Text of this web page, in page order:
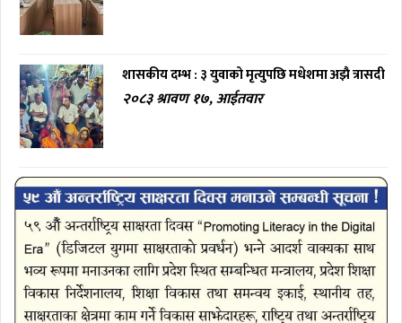
शासकीय दम्भ : ३ युवाको मृत्युपछि मधेशमा अझै त्रासदी
२०८३ श्रावण १७, आईतवार